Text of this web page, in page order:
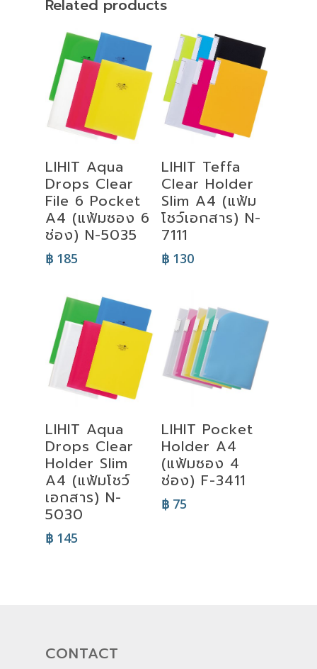
Related products
Select
Options
LIHIT Aqua
Drops Clear
File 6 Pocket
A4 (แฟ้มซอง 6
ช่อง) N-5035
฿ 185
Select
Options
LIHIT Teffa
Clear Holder
Slim A4 (แฟ้ม
โชว์เอกสาร) N-
7111
฿130
Select
Options
LIHIT Aqua
Drops Clear
Holder Slim
A4 (แฟ้มโชว์
เอกสาร) N-
5030
฿ 145
Select
Options
LIHIT Pocket
Holder A4
(แฟ้มซอง 4
ช่อง) F-3411
฿75
CONTACT